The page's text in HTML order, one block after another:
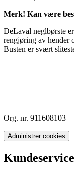
Merk! Kan være
DeLaval neglbørste
rengjøring av hender
Busten er svært
Org. nr. 911608103
Administrer cookies
Kundeservice